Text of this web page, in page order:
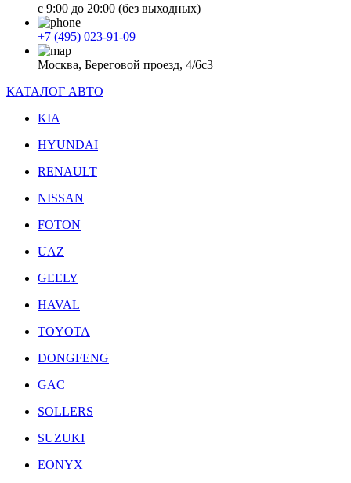
с 9:00 до 20:00 (без выходных)
+7 (495) 023-91-09
Москва, Береговой проезд, 4/6с3
КАТАЛОГ АВТО
KIA
HYUNDAI
RENAULT
NISSAN
FOTON
UAZ
GEELY
HAVAL
TOYOTA
DONGFENG
GAC
SOLLERS
SUZUKI
EONYX